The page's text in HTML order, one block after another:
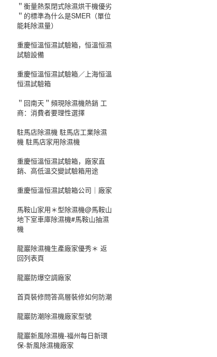
＂衡量熱泵閉式除濕烘干機優劣
＂的標準為什么是SMER（單位
能耗除濕量）
重慶恒溫恒濕試驗箱，恒溫恒濕
試驗設備
重慶恒溫恒濕試驗箱／上海恒溫
恒濕試驗箱
＂回南天＂頻現除濕機熱銷 工
商：消費者要理性選擇
駐馬店除濕機 駐馬店工業除濕
機 駐馬店家用除濕機
重慶恒溫恒濕試驗箱，廠家直
銷、高低溫交變試驗箱用途
重慶恒溫恒濕試驗箱公司｜廠家
馬鞍山家用＊型除濕機@馬鞍山
地下室車庫除濕機#馬鞍山抽濕
機
龍巖除濕機生產廠家優秀＊ 返
回列表頁
龍巖防爆空調廠家
首頁裝修問答高層裝修如何防潮
龍巖防潮除濕機廠家型號
龍巖新風除濕機-福州每日新環
保-新風除濕機廠家